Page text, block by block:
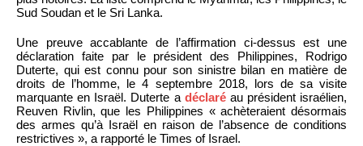
Sud Soudan et le Sri Lanka.
Une preuve accablante de l’affirmation ci-dessus est une
déclaration faite par le président des Philippines, Rodrigo
Duterte, qui est connu pour son sinistre bilan en matière de
droits de l’homme, le 4 septembre 2018, lors de sa visite
marquante en Israël. Duterte a déclaréau président israélien,
Reuven Rivlin, que les Philippines « achèteraient désormais
des armes qu’à Israël en raison de l’absence de conditions
restrictives », a rapporté le Times of Israel.